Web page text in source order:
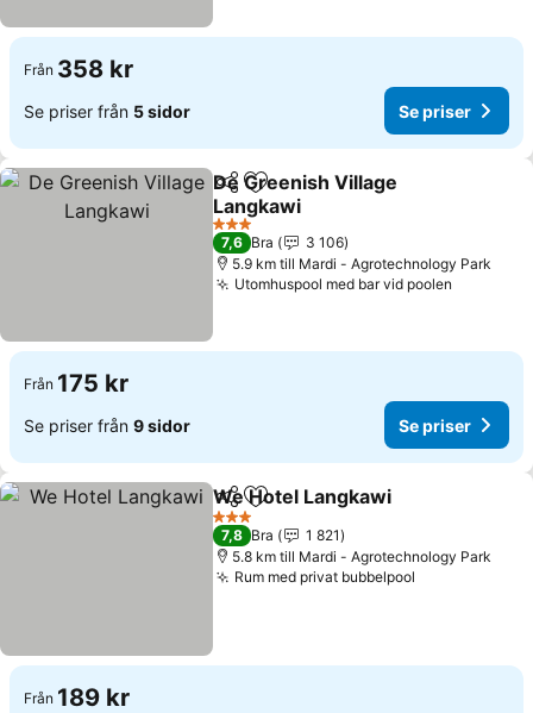
Från 358 kr
Se priser från 5 sidor Se priser
Dela Lägg till i Mina Favoriter
De Greenish Village
Langkawi
Se priser
3 Stjärnor
7,6 Bra
3 106
5.9 km till Mardi - Agrotechnology Park
Utomhuspool med bar vid poolen
Från 175 kr
Se priser från 9 sidor Se priser
Dela Lägg till i Mina Favoriter
We Hotel Langkawi
3 Stjärnor
7,8 Bra
1 821
5.8 km till Mardi - Agrotechnology Park
Rum med privat bubbelpool
Från 189 kr